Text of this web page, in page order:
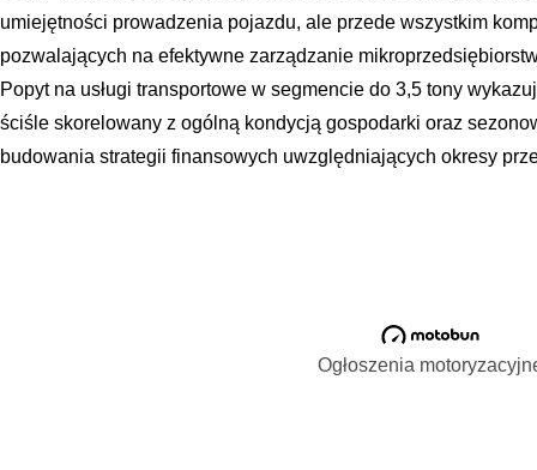
umiejętności prowadzenia pojazdu, ale przede wszystkim
pozwalających na efektywne zarządzanie
Popyt na usługi transportowe w segmencie do 3,5 tony
ściśle skorelowany z ogólną kondycją gospodarki oraz
budowania strategii finansowych uwzględniających okresy
Ogłoszenia